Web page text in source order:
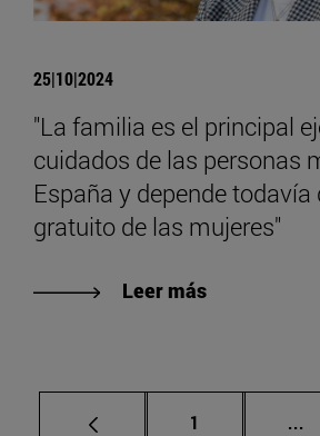
25|10|2024
"La familia es el principal
cuidados de las personas
España y depende
gratuito de las mujeres"
Leer más
Página
1 ...